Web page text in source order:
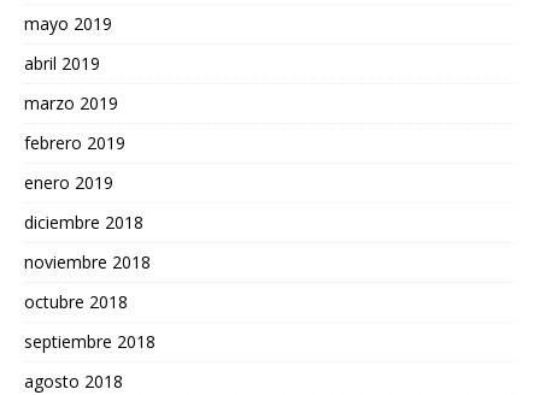
mayo 2019
abril 2019
marzo 2019
febrero 2019
enero 2019
diciembre 2018
noviembre 2018
octubre 2018
septiembre 2018
agosto 2018